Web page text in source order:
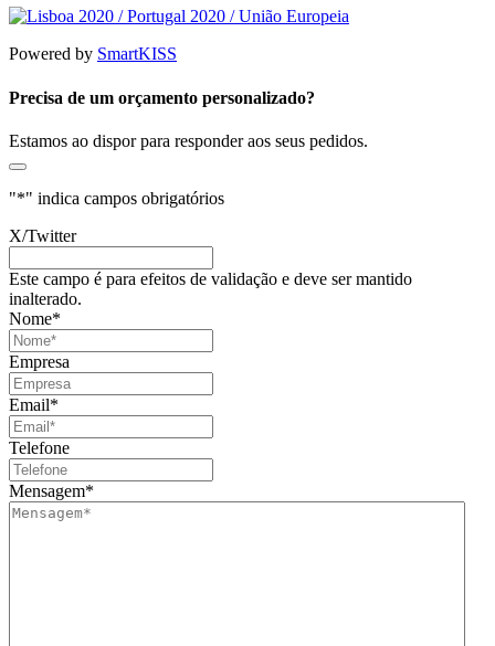
Powered by SmartKISS
Precisa de um orçamento personalizado?
Estamos ao dispor para responder aos seus pedidos.
"*" indica campos obrigatórios
X/Twitter
Este campo é para efeitos de validação e deve ser mantido
inalterado.
Nome*
Empresa
Email*
Telefone
Mensagem*